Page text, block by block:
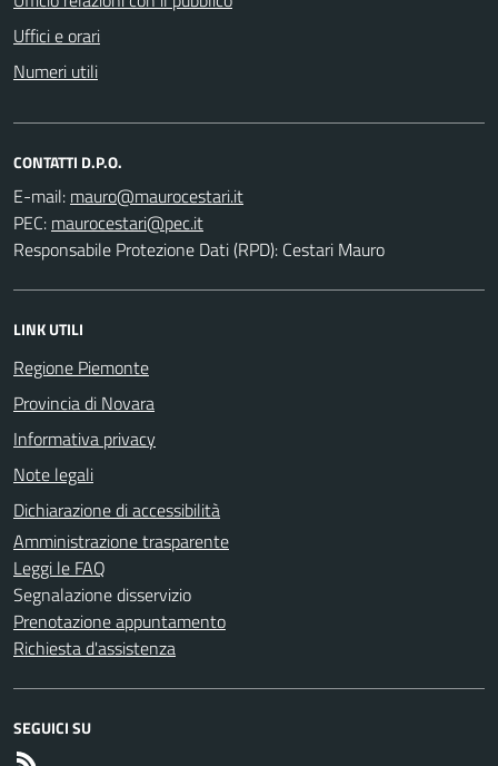
Uffici e orari
Numeri utili
CONTATTI D.P.O.
E-mail:
PEC:
Responsabile Protezione Dati (RPD): Cestari Mauro
LINK UTILI
Regione Piemonte
Provincia di Novara
Informativa privacy
Note legali
Dichiarazione di accessibilità
Amministrazione trasparente
Leggi le FAQ
Segnalazione disservizio
Prenotazione appuntamento
Richiesta d'assistenza
SEGUICI SU